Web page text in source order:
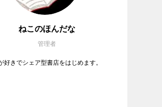
ねこのほんだな
管理者
好きでシェア型書店をはじめます。